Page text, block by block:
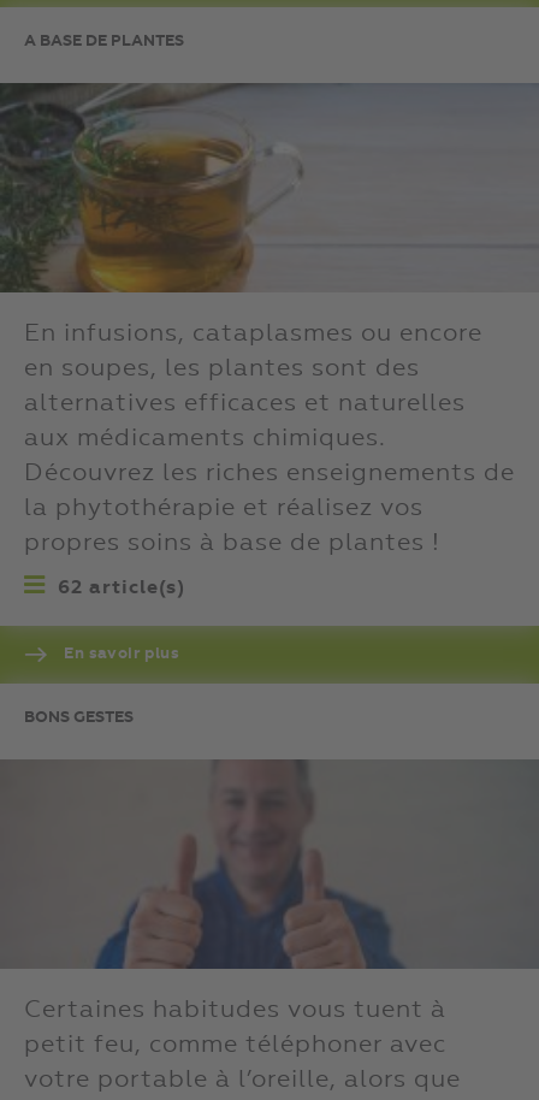
A BASE DE PLANTES
En infusions, cataplasmes ou encore
en soupes, les plantes sont des
alternatives efficaces et naturelles
aux médicaments chimiques.
Découvrez les riches enseignements de
la phytothérapie et réalisez vos
propres soins à base de plantes !
62 article(s)
En savoir plus
BONS GESTES
Certaines habitudes vous tuent à
petit feu, comme téléphoner avec
votre portable à l’oreille, alors que